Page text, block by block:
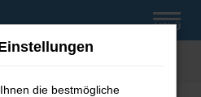
MENÜ
die bestmögliche